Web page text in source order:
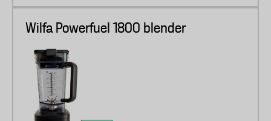
Uthållighet
En blandning av vatten och sågspån kördes i 100
cykler med 3 min på max, 3 min vila
Temperaturmätning av ytor
Wilfa Powerfuel 1800 blender